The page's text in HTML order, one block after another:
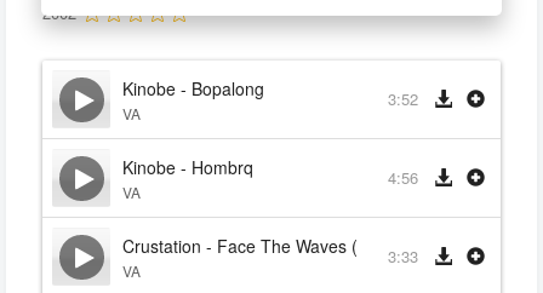
2002
Kinobe - Bopalong
VA
3:52
Kinobe - Hombrq
VA
4:56
Crustation - Face The Waves (instrumental)
VA
3:33